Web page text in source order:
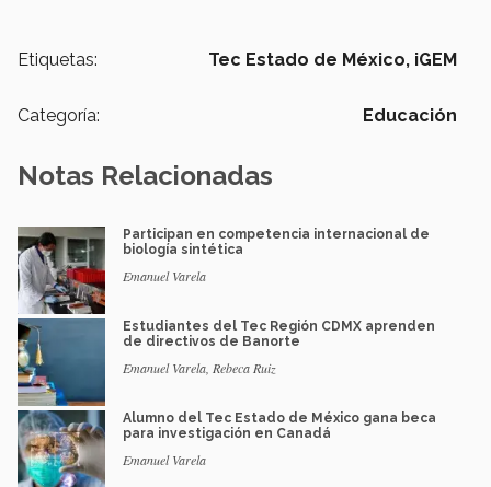
Etiquetas: Tec Estado de México, iGEM
Categoría: Educación
Notas Relacionadas
Participan en competencia internacional de
biología sintética
Emanuel Varela
Estudiantes del Tec Región CDMX aprenden
de directivos de Banorte
Emanuel Varela, Rebeca Ruiz
Alumno del Tec Estado de México gana beca
para investigación en Canadá
Emanuel Varela